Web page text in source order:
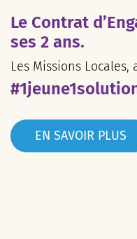
Le Contrat
ses 2 ans.
Les Missions
EN SAVOIR PLUS